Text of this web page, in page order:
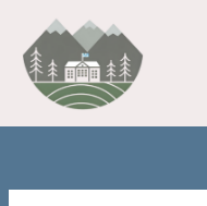
περιεχόμενο